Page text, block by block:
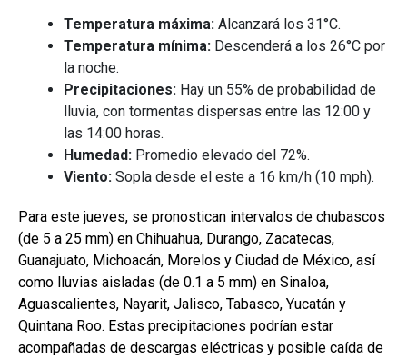
Temperatura máxima: Alcanzará los 31°C.
Temperatura mínima: Descenderá a los 26°C por
la noche.
Precipitaciones: Hay un 55% de probabilidad de
lluvia, con tormentas dispersas entre las 12:00 y
las 14:00 horas.
Humedad: Promedio elevado del 72%.
Viento: Sopla desde el este a 16 km/h (10 mph).
Para este jueves, se pronostican intervalos de chubascos
(de 5 a 25 mm) en Chihuahua, Durango, Zacatecas,
Guanajuato, Michoacán, Morelos y Ciudad de México, así
como lluvias aisladas (de 0.1 a 5 mm) en Sinaloa,
Aguascalientes, Nayarit, Jalisco, Tabasco, Yucatán y
Quintana Roo. Estas precipitaciones podrían estar
acompañadas de descargas eléctricas y posible caída de